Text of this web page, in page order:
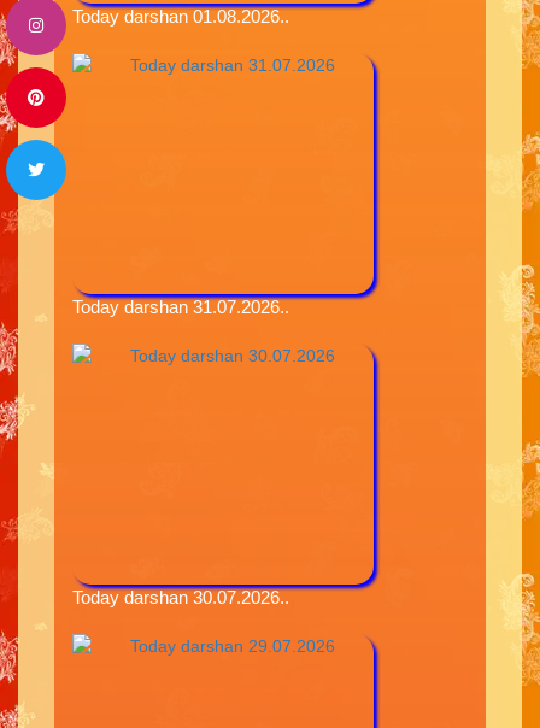
Today darshan 01.08.2026..
Today darshan 31.07.2026..
Today darshan 30.07.2026..